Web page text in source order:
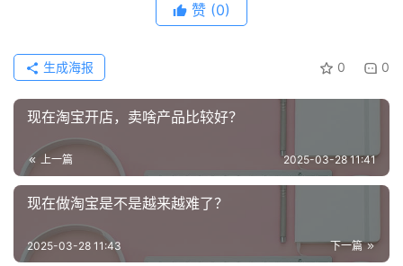
赞 (0)
0 0
生成海报
现在淘宝开店，卖啥产品比较好？
上一篇 2025-03-28 11:41
现在做淘宝是不是越来越难了？
下一篇
2025-03-28 11:43